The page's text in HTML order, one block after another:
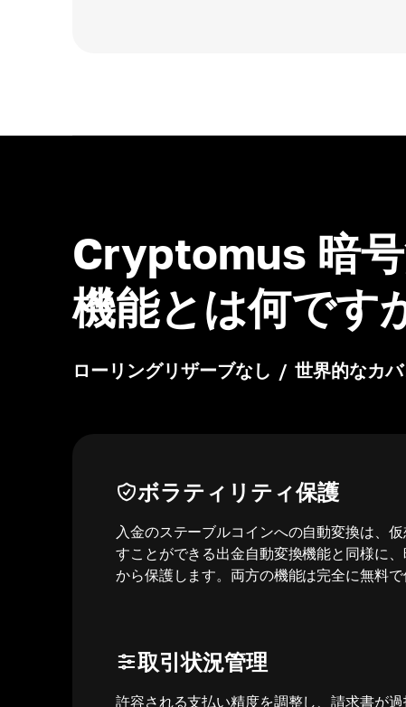
Cryptomus 暗
機能とは何です
ローリングリザーブなし / 世界的なカ
ボラティリティ保護
入金のステーブルコインへの自動変換は、
すことができる出金自動変換機能と同様に
から保護します。両方の機能は完全に無料で
取引状況管理
許容される支払い精度を調整し、請求書が